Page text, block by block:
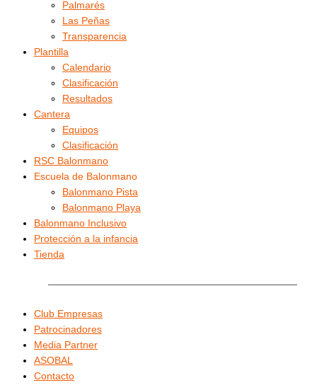
Palmarés
Las Peñas
Transparencia
Plantilla
Calendario
Clasificación
Resultados
Cantera
Equipos
Clasificación
RSC Balonmano
Escuela de Balonmano
Balonmano Pista
Balonmano Playa
Balonmano Inclusivo
Protección a la infancia
Tienda
Club Empresas
Patrocinadores
Media Partner
ASOBAL
Contacto